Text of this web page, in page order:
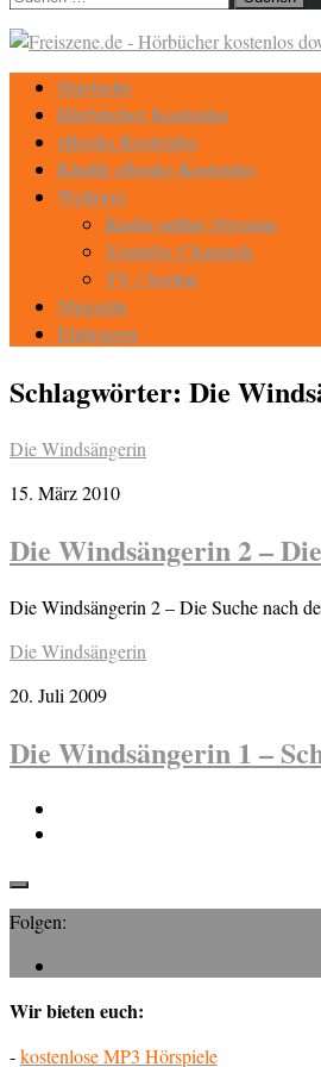
Startseite
Hörbücher Kostenlos
eBooks Kostenlos
Kindle eBooks Kostenlos
Weiteres
Radio online Streams
Youtube Channels
TV / Serien
Magazin
Eintragen
Schlagwörter: Die
Die Windsängerin
15. März 2010
Die Windsängerin 2 –
Die Windsängerin 2 – Die Suche nach
Die Windsängerin
20. Juli 2009
Die Windsängerin 1 –
Folgen:
Wir bieten euch:
-kostenlose MP3 Hörspiele